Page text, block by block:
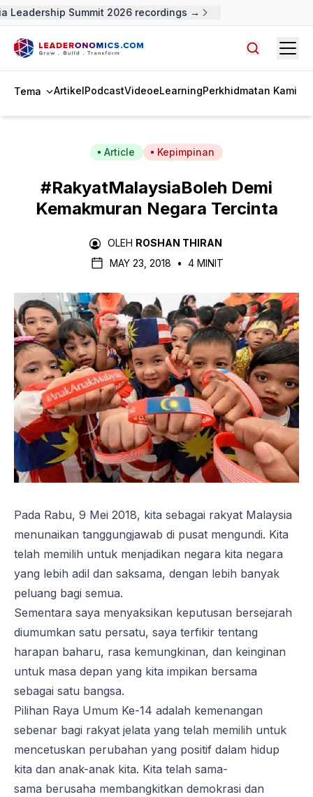
Summit 2026 recordings →
Tema ArtikelPodcastVideoeLearningPerkhidmatan Kami
Article Kepimpinan
#RakyatMalaysiaBoleh Demi
Kemakmuran Negara Tercinta
OLEH ROSHAN THIRAN
MAY 23, 2018
• 4 MINIT
Pada Rabu, 9 Mei 2018, kita sebagai rakyat Malaysia
menunaikan tanggungjawab di pusat mengundi. Kita
telah memilih untuk menjadikan negara kita negara
yang lebih adil dan saksama, dengan lebih banyak
peluang bagi semua.
Sementara saya menyaksikan keputusan bersejarah
diumumkan satu persatu, saya terfikir tentang
harapan baharu, rasa kemungkinan, dan keinginan
untuk masa depan yang kita impikan bersama
sebagai satu bangsa.
Pilihan Raya Umum Ke-14 adalah kemenangan
sebenar bagi rakyat jelata yang telah memilih untuk
mencetuskan perubahan yang positif dalam hidup
kita dan anak-anak kita. Kita telah sama-
sama berusaha membangkitkan demokrasi dan